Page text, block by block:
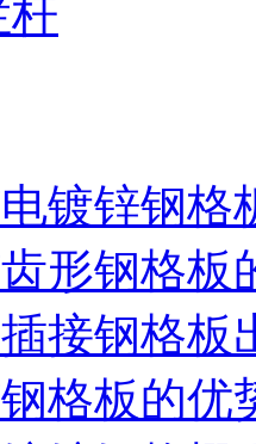
杆
电镀锌钢格
齿形钢格板
插接钢格板
钢格板的优